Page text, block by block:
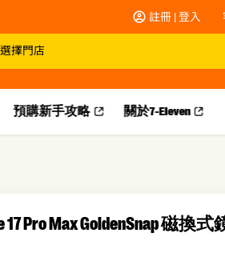
註冊 | 登入
選擇門店
預購新手攻略​ 關於7-Eleven
17 Pro Max GoldenSnap 磁換